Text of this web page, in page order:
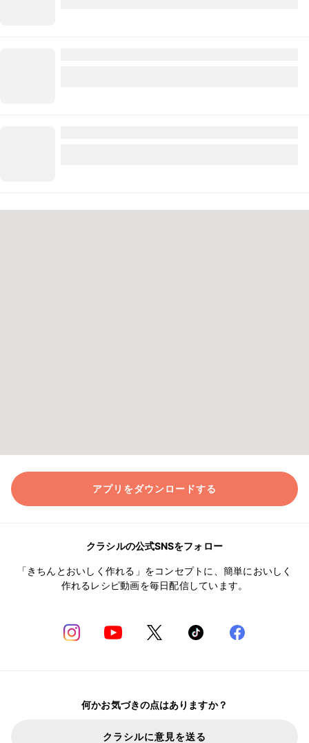
アプリをダウンロードする
クラシルの公式SNSをフォロー
「きちんとおいしく作れる」をコンセプトに、簡単においしく
作れるレシピ動画を毎日配信しています。
何かお気づきの点はありますか？
クラシルに意見を送る